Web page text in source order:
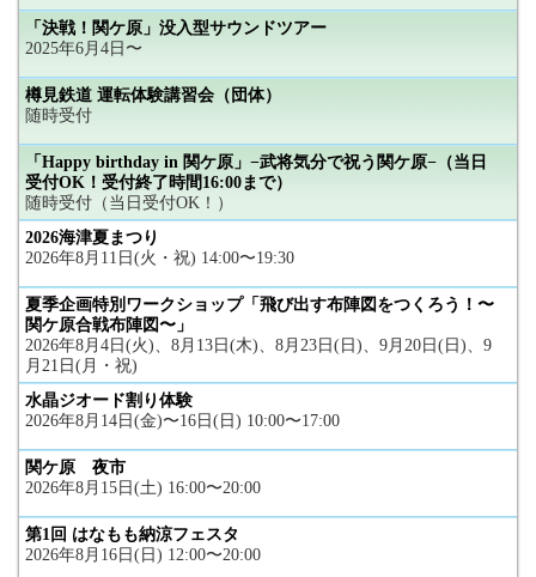
「決戦！関ケ原」没入型サウンドツアー
2025年6月4日〜
樽見鉄道 運転体験講習会（団体）
随時受付
「Happy birthday in 関ケ原」−武将気分で祝う関ケ原−（当日
受付OK！受付終了時間16:00まで）
随時受付（当日受付OK！）
2026海津夏まつり
2026年8月11日(火・祝) 14:00〜19:30
夏季企画特別ワークショップ「飛び出す布陣図をつくろう！〜
関ケ原合戦布陣図〜」
2026年8月4日(火)、8月13日(木)、8月23日(日)、9月20日(日)、9
月21日(月・祝)
水晶ジオード割り体験
2026年8月14日(金)〜16日(日) 10:00〜17:00
関ケ原 夜市
2026年8月15日(土) 16:00〜20:00
第1回 はなもも納涼フェスタ
2026年8月16日(日) 12:00〜20:00